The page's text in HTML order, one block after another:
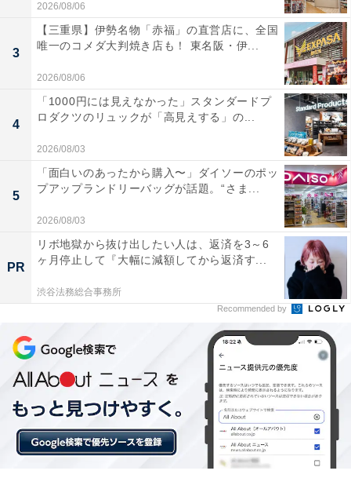
シーサーの立体展示がお出迎え
無邪気過ぎるシーサーの笑顔……！（接触禁止）
店内に入ると、すぐ横にシーサーの立体展示が。山盛り
のラーメンを持って無邪気な笑顔を見せるシーサーに、
思わず頭をなでそうになりますが、台の上に「お手を触
れないでください」と注意書き。“ちいかわ初心者”でも
2026/08/06
3
【三重県】伊勢名物「赤福」の直営店に、全国
唯一のコメダ大判焼き店も！ 東名阪・伊...
2026/08/06
4
「1000円には見えなかった」スタンダードプ
ロダクツのリュックが「高見えする」の...
2026/08/03
5
「面白いのあったから購入〜」ダイソーのポッ
プアップランドリーバッグが話題。“さま...
2026/08/03
PR
リボ地獄から抜け出したい人は、返済を3～6
ヶ月停止して『大幅に減額してから返済す...
渋谷法務総合事務所
Recommended by